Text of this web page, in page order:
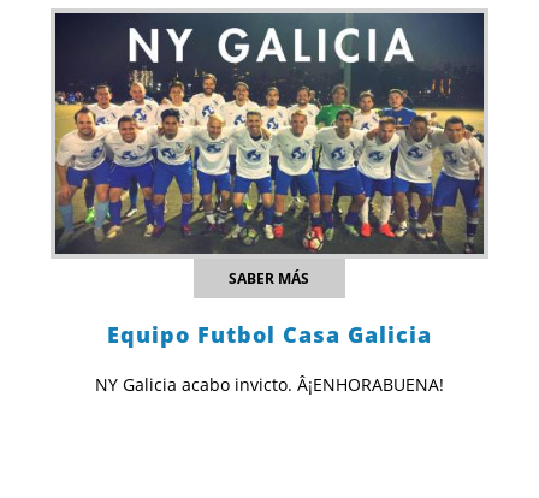
SABER MÁS
Equipo Futbol Casa Galicia
NY Galicia acabo invicto. Â¡ENHORABUENA!